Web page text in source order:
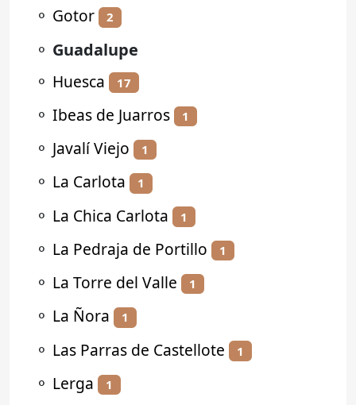
⚬ Gotor 2
⚬ Guadalupe
⚬ Huesca 17
⚬ Ibeas de Juarros 1
⚬ Javalí Viejo 1
⚬ La Carlota 1
⚬ La Chica Carlota 1
⚬ La Pedraja de Portillo 1
⚬ La Torre del Valle 1
⚬ La Ñora 1
⚬ Las Parras de Castellote 1
⚬ Lerga 1